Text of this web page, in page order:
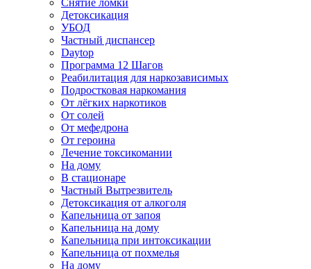
Снятие ломки
Детоксикация
УБОД
Частный диспансер
Daytop
Программа 12 Шагов
Реабилитация для наркозависимых
Подростковая наркомания
От лёгких наркотиков
От солей
От мефедрона
От героина
Лечение токсикомании
На дому
В стационаре
Частный Вытрезвитель
Детоксикация от алкоголя
Капельница от запоя
Капельница на дому
Капельница при интоксикации
Капельница от похмелья
На дому